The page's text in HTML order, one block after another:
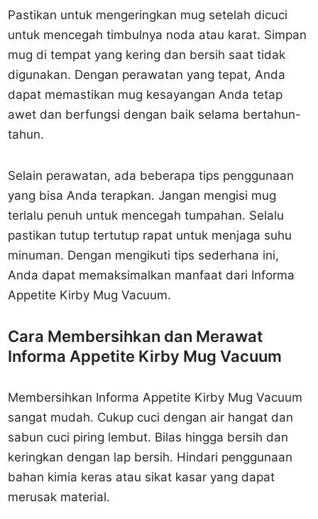
Pastikan untuk mengeringkan mug setelah dicuci
untuk mencegah timbulnya noda atau karat. Simpan
mug di tempat yang kering dan bersih saat tidak
digunakan. Dengan perawatan yang tepat, Anda
dapat memastikan mug kesayangan Anda tetap
awet dan berfungsi dengan baik selama bertahun-
tahun.
Selain perawatan, ada beberapa tips penggunaan
yang bisa Anda terapkan. Jangan mengisi mug
terlalu penuh untuk mencegah tumpahan. Selalu
pastikan tutup tertutup rapat untuk menjaga suhu
minuman. Dengan mengikuti tips sederhana ini,
Anda dapat memaksimalkan manfaat dari Informa
Appetite Kirby Mug Vacuum.
Cara Membersihkan dan Merawat
Informa Appetite Kirby Mug Vacuum
Membersihkan Informa Appetite Kirby Mug Vacuum
sangat mudah. Cukup cuci dengan air hangat dan
sabun cuci piring lembut. Bilas hingga bersih dan
keringkan dengan lap bersih. Hindari penggunaan
bahan kimia keras atau sikat kasar yang dapat
merusak material.